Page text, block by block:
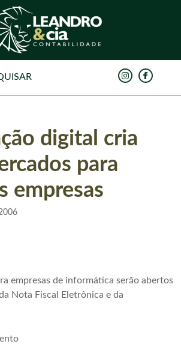
digital cria
para
empresas
empresas de informática serão abertos
Nota Fiscal Eletrônica e da